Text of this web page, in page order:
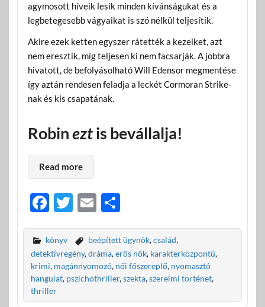
agymosott híveik lesik minden kívánságukat és a
legbetegesebb vágyaikat is szó nélkül teljesítik.
Akire ezek ketten egyszer rátették a kezeiket, azt
nem eresztik, míg teljesen ki nem facsarják. A jobbra
hivatott, de befolyásolható Will Edensor megmentése
így aztán rendesen feladja a leckét Cormoran Strike-
nak és kis csapatának.
Robineztis bevállalja!
Read more
F
e
b
o
o
T
itt
er
E
ail
O
za
m
e
g
könyv beépített ügynök,család,
detektívregény,dráma,erős nők, karakterközpontú,
krimi, magánnyomozó, női főszereplő, nyomasztó
hangulat, pszichothriller,szekta,szerelmi történet,
thriller